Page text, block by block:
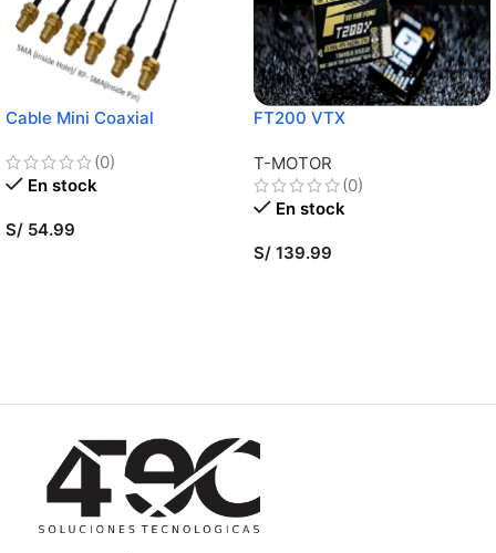
Cable Mini Coaxial
(0)
En stock
S/ 54.99
FT200 VTX
T-MOTOR
(0)
En stock
S/ 139.99